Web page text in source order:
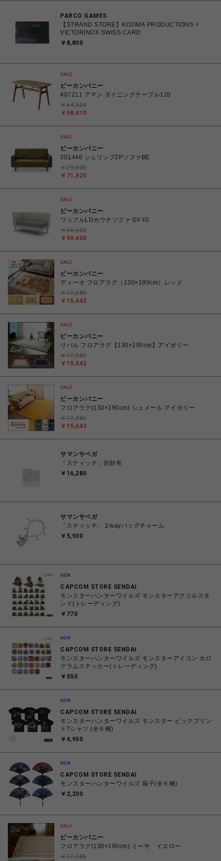
PARCO GAMES
【STRAND STORE】KOJIMA PRODUCTIONS ×
VICTORINOX SWISS CARD
￥8,800
ビーカンパニー
407211 アマン ダイニングテーブル120
￥58,410
￥64,900
ビーカンパニー
301446 シュリンプ2PソファBE
￥71,820
￥79,800
ビーカンパニー
ワッフルLDカウチソファ GY-IG
￥59,400
￥66,000
ビーカンパニー
ディーオ フロアラグ（130×190cm）レッド
￥15,642
￥17,380
ビーカンパニー
リバル フロアラグ【130×190cm】アイボリー
￥15,642
￥17,380
ビーカンパニー
フロアラグ(130×190cm) シュメール アイボリー
￥15,642
￥17,380
サマンサベガ
「スティッチ」折財布
￥16,280
サマンサベガ
「スティッチ」２wayバッグチャーム
￥5,500
CAPCOM STORE SENDAI
モンスターハンターワイルズ モンスターアクリルスタ
ンド(トレーディング)
￥770
CAPCOM STORE SENDAI
モンスターハンターワイルズ モンスターアイコン ホロ
グラムステッカー(トレーディング)
￥550
CAPCOM STORE SENDAI
モンスターハンターワイルズ モンスター ビックプリン
トTシャツ (全６種)
￥4,950
CAPCOM STORE SENDAI
モンスターハンターワイルズ 扇子(全６種)
￥2,200
ビーカンパニー
フロアラグ(130×190cm) ミーサ イエロー
￥17,380